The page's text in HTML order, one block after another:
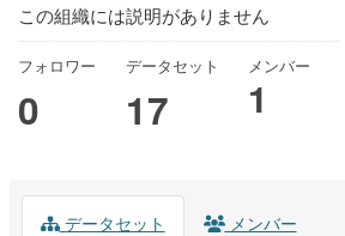
この組織には説明がありません
フォロワー
0
データセット
17
メンバー
1
データセット メンバー